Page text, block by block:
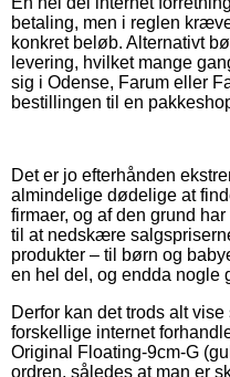
betaling, men i reglen
konkret beløb. Alternativt
levering, hvilket mange
sig i Odense, Farum eller
bestillingen til en
Det er jo efterhånden
almindelige dødelige at
firmaer, og af den grund
til at nedskære
produkter – til børn og
en hel del, og endda nogle
Derfor kan det trods alt
forskellige internet
Original Floating-9cm-G
ordren, således at man er